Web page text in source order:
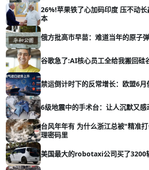
26%!苹果铁了心加码印度 压不动
本
俄方批高市早苗：难道当年的原子
谷歌急了:AI核心员工全给我搬回硅
禁运倒计时下的反常增长：欧盟6
6级地震中的手术台：让人沉默又感
台风年年有 为什么浙江总被"精准
理密码里
美国最大的robotaxi公司买了3200